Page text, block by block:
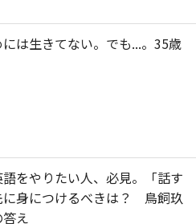
は生きてない。でも...。35歳
をやりたい人、必見。「話す
に身につけるべきは？ 鳥飼玖
え